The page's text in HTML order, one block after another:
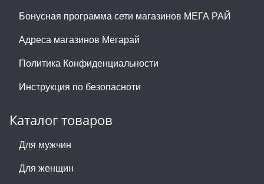
Бонусная программа сети магазинов МЕГА РАЙ
Адреса магазинов Мегарай
Политика Конфиденциальности
Инструкция по безопасноти
Каталог товаров
Для мужчин
Для женщин